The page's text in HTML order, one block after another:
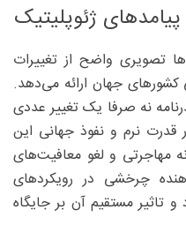
ژئوپلیتیک
تصویری واضح از تغییرات
جهان ارائه می‌دهد.
۱۰‌کشور برتر گذرنامه نه صرفا یک تغییر عددی
قدرت نرم و نفوذ جهانی این
و لغو معافیت‌های
چرخشی در رویکردهای
و تاثیر مستقیم آن بر جایگاه